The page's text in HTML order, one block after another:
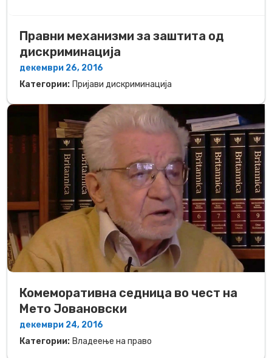
Правни механизми за заштита од
дискриминација
декември 26, 2016
Категории: Пријави дискриминација
Комеморативна седница во чест на
Мето Јовановски
декември 24, 2016
Категории: Владеење на право